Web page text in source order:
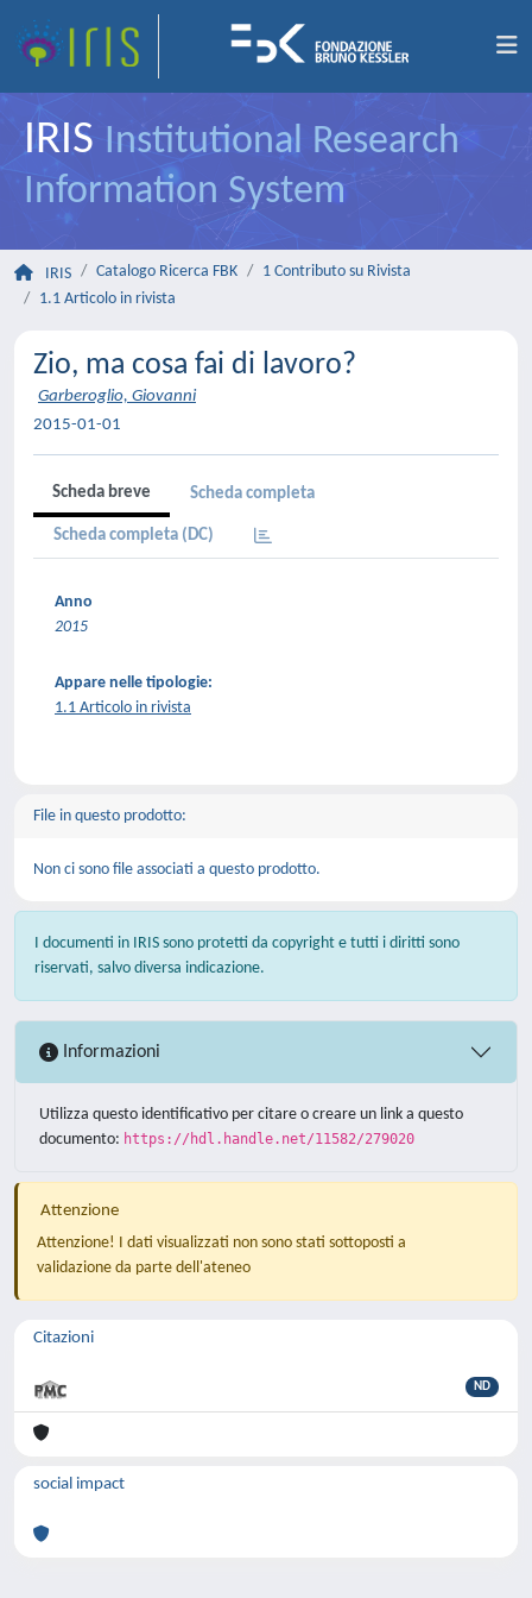
IRIS Institutional Research
Information System
IRIS Catalogo Ricerca FBK
1 Contributo su Rivista
1.1 Articolo in rivista
Zio, ma cosa fai di lavoro?
Garberoglio, Giovanni
2015-01-01
Scheda breve Scheda completa
Scheda completa (DC)
Anno
2015
Appare nelle tipologie:
1.1 Articolo in rivista
File in questo prodotto:
Non ci sono file associati a questo prodotto.
I documenti in IRIS sono protetti da copyright e tutti i diritti sono
riservati, salvo diversa indicazione.
Informazioni
Utilizza questo identificativo per citare o creare un link a questo
documento: https://hdl.handle.net/11582/279020
Attenzione
Attenzione! I dati visualizzati non sono stati sottoposti a
validazione da parte dell'ateneo
Citazioni
ND
social impact